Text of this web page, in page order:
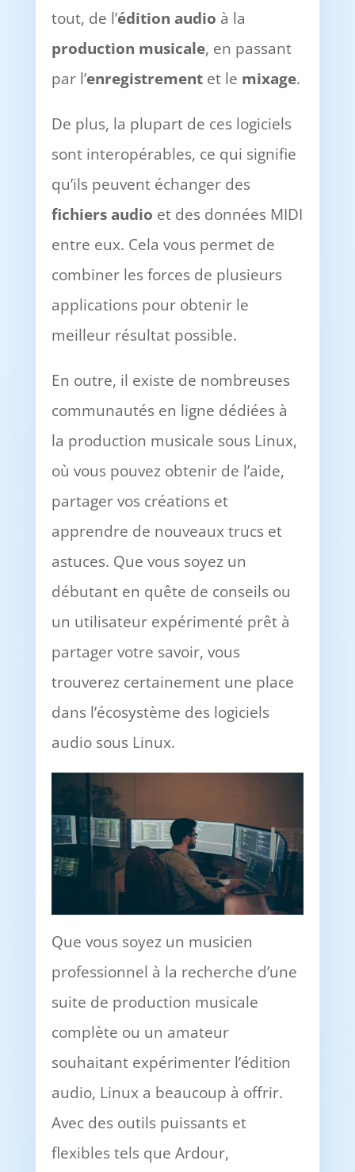
tout, de l’édition audio à la
production musicale, en passant
par l’enregistrementet le mixage.
De plus, la plupart de ces logiciels
sont interopérables, ce qui signifie
qu’ils peuvent échanger des
fichiers audio et des données MIDI
entre eux. Cela vous permet de
combiner les forces de plusieurs
applications pour obtenir le
meilleur résultat possible.
En outre, il existe de nombreuses
communautés en ligne dédiées à
la production musicale sous Linux,
où vous pouvez obtenir de l’aide,
partager vos créations et
apprendre de nouveaux trucs et
astuces. Que vous soyez un
débutant en quête de conseils ou
un utilisateur expérimenté prêt à
partager votre savoir, vous
trouverez certainement une place
dans l’écosystème des logiciels
audio sous Linux.
Que vous soyez un musicien
professionnel à la recherche d’une
suite de production musicale
complète ou un amateur
souhaitant expérimenter l’édition
audio, Linux a beaucoup à offrir.
Avec des outils puissants et
flexibles tels que Ardour,